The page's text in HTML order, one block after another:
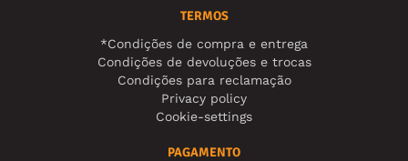
TERMOS
*Condições de compra e entrega
Condições de devoluções e trocas
Condições para reclamação
Privacy policy
Cookie-settings
PAGAMENTO